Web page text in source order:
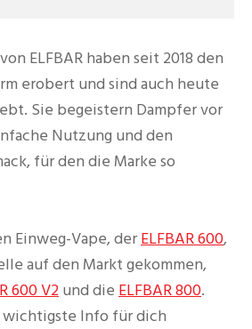
ELFBAR haben seit 2018 den
erobert und sind auch heute
Sie begeistern Dampfer vor
Nutzung und den
für den die Marke so
Einweg-Vape, derELFBAR 600,
auf den Markt gekommen,
600 V2 und die ELFBAR 800.
Info für dich